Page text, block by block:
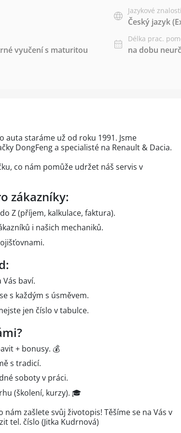
Jazykové znalosti
Český jazyk
vyučení s maturitou
Délka prac.
na dobu
o auta staráme už od roku 1991. Jsme
DongFeng a specialisté na Renault & Dacia.
co nám pomůže udržet náš servis v
zákazníky:
Z (příjem, kalkulace, faktura).
i našich mechaniků.
Vás baví.
s každým s úsměvem.
jen číslo v tabulce.
+ bonusy. 💰
s tradicí.
soboty v práci.
(školení, kurzy). 🎓
zašlete svůj životopis! Těšíme se na Vás v
tel. číslo (Jitka Kudrnová)